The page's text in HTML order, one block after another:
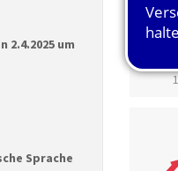
2.4.2025 um
Sprache